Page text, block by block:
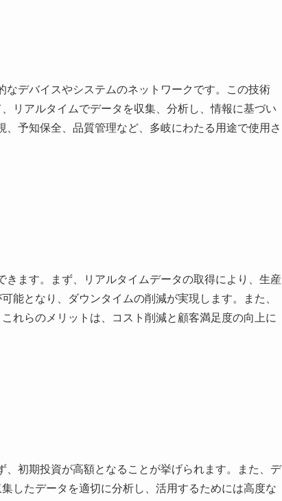
なデバイスやシステムのネットワークです。この技術
リアルタイムでデータを収集、分析し、情報に基づい
予知保全、品質管理など、多岐にわたる用途で使用さ
ます。まず、リアルタイムデータの取得により、生産
能となり、ダウンタイムの削減が実現します。また、
れらのメリットは、コスト削減と顧客満足度の向上に
初期投資が高額となることが挙げられます。また、デ
したデータを適切に分析し、活用するためには高度な